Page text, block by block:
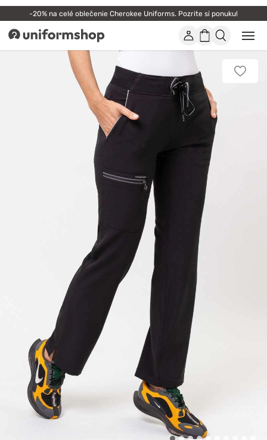
-20% na celé oblečenie Cherokee Uniforms. Pozrite si ponuku!
Uniformshop ÚčetNákupný
košík
alebo
Pridať